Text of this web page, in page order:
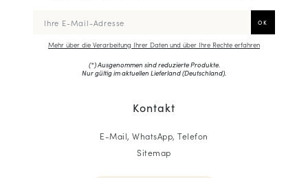
Mehr über die Verarbeitung Ihrer Daten und über Ihre Rechte erfahren
(*) Ausgenommen sind reduzierte Produkte.
Nur gültig im aktuellen Lieferland (Deutschland).
Kontakt
E-Mail, WhatsApp, Telefon
Sitemap